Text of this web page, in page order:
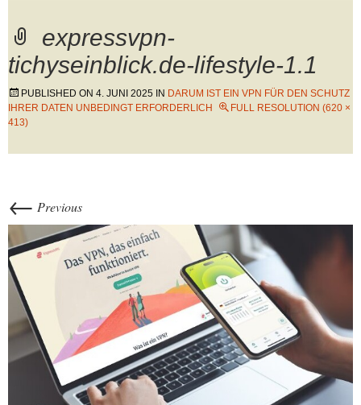
expressvpn-
tichyseinblick.de-lifestyle-1.1
PUBLISHED ON 4. JUNI 2025 IN DARUM IST EIN VPN FÜR DEN SCHUTZ
IHRER DATEN UNBEDINGT ERFORDERLICH
FULL RESOLUTION (620 ×
413)
← Previous